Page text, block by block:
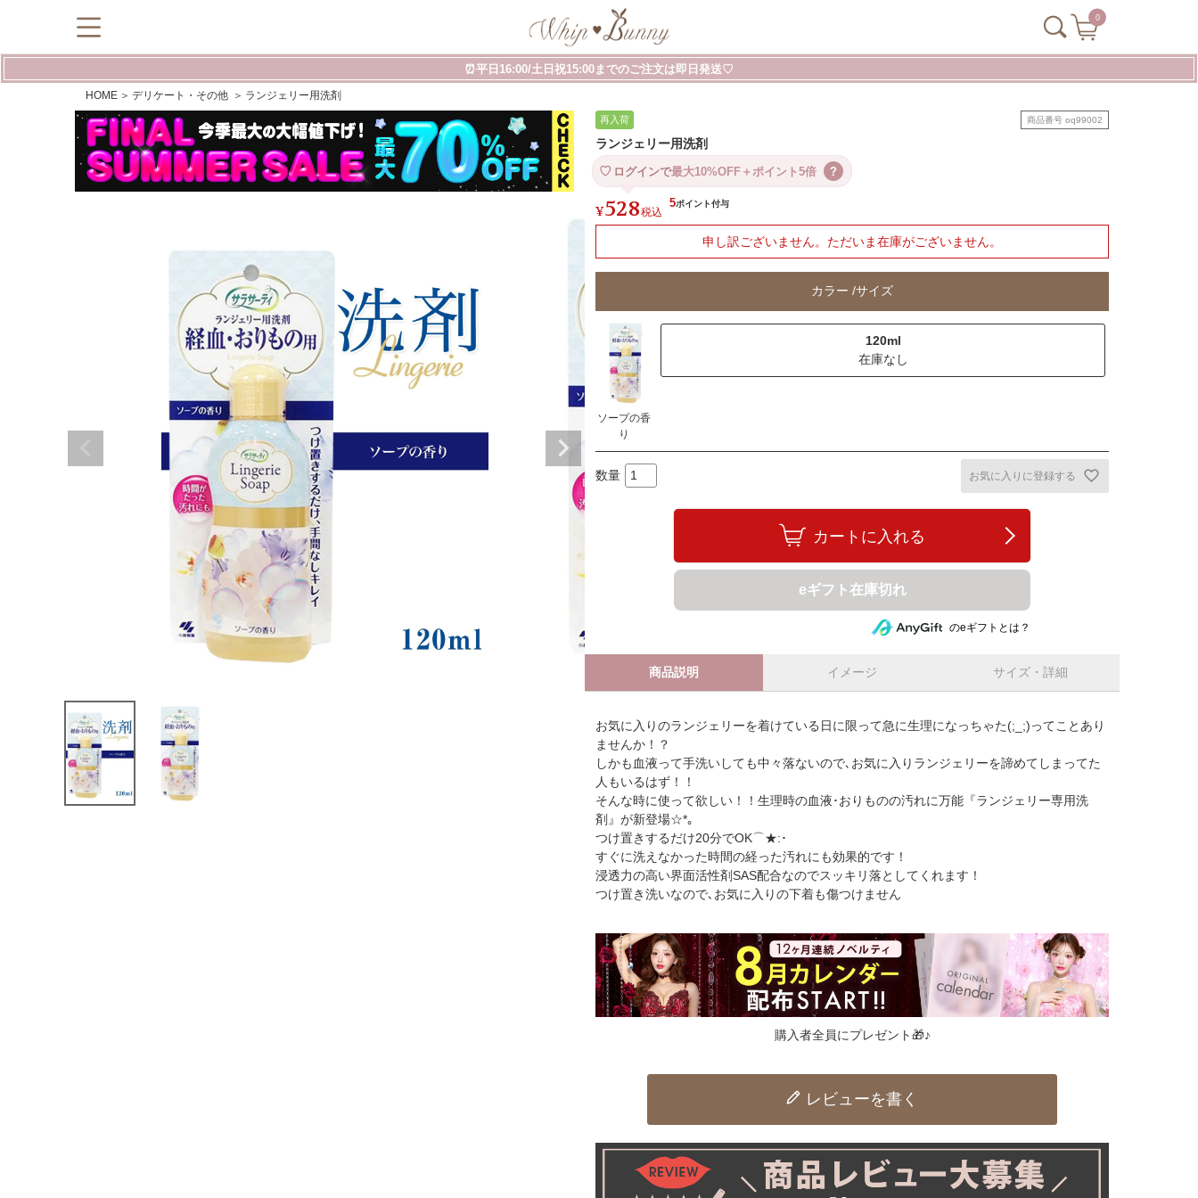
0
⏰平日16:00/土日祝15:00までのご注文は即日発送♡
HOME デリケート・その他 ランジェリー用洗剤
再入荷 商品番号 oq99002
ランジェリー用洗剤
ログインで最大10%OFF＋ポイント5倍 ?
¥528税込
5
申し訳ございません。ただいま在庫がございません。
カラー サイズ
ソープの香
り
120ml
在庫なし
お気に入りに登録する
カートに入れる
eギフト在庫切れ
のeギフトとは？
商品説明 イメージ サイズ・詳細
お気に入りのランジェリーを着けている日に限って急に生理になっちゃた(;_;)ってことあり
ませんか！？
しかも血液って手洗いしても中々落ないので､お気に入りランジェリーを諦めてしまってた
人もいるはず！！
そんな時に使って欲しい！！生理時の血液･おりものの汚れに万能『ランジェリー専用洗
剤』が新登場☆*｡
つけ置きするだけ20分でOK⌒★:･
すぐに洗えなかった時間の経った汚れにも効果的です！
浸透力の高い界面活性剤SAS配合なのでスッキリ落としてくれます！
つけ置き洗いなので､お気に入りの下着も傷つけません
購入者全員にプレゼント🎁♪
レビューを書く